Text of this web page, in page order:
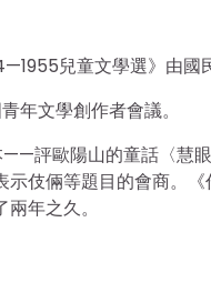
兒童文學選》由國
年文學創作者會議。
評歐陽山的童話〈慧
伎倆等題目的會商。
年之久。